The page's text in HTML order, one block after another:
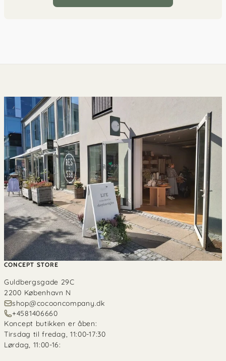
CONCEPT STORE
Guldbergsgade 29C
2200 København N
shop@cocooncompany.dk
+4581406660
Koncept butikken er åben:
Tirsdag til fredag, 11:00-17:30
Lørdag, 11:00-16: